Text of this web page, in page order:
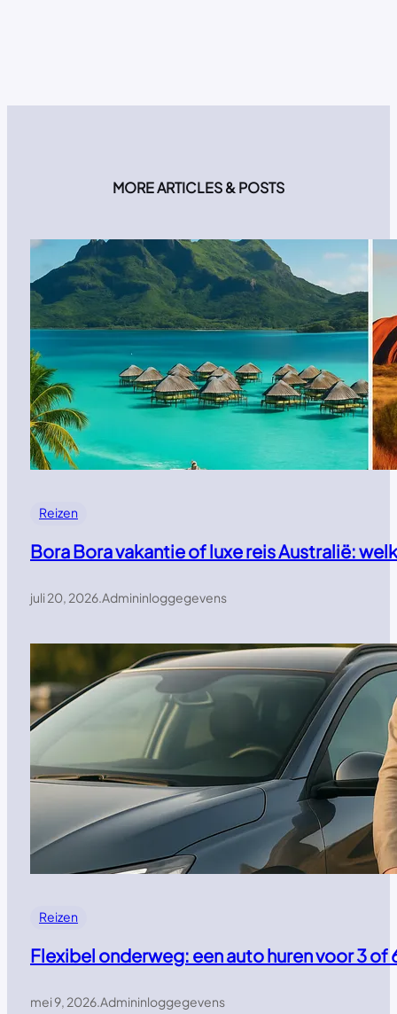
MORE ARTICLES & POSTS
Reizen
Bora Bora vakantie of luxe reis Australië:
juli 20, 2026.Admininloggegevens
Reizen
Flexibel onderweg: een auto huren voor 3 of
mei 9, 2026.Admininloggegevens